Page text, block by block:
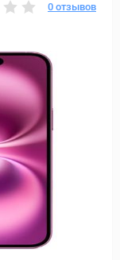
0 отзывов